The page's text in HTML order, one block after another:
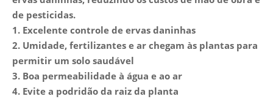
de pesticidas.
1. Excelente controle de ervas daninhas
2. Umidade, fertilizantes e ar chegam às plantas para
permitir um solo saudável
3. Boa permeabilidade à água e ao ar
4. Evite a podridão da raiz da planta